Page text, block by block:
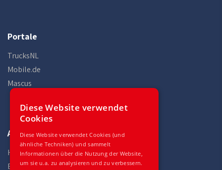
Portale
TrucksNL
Mobile.de
Mascus
Auto Gilles
Home
Bestand
Diese Website verwendet
Cookies
Diese Website verwendet Cookies (und
ähnliche Techniken) und sammelt
Informationen über die Nutzung der Website,
um sie u.a. zu analysieren und zu verbessern.